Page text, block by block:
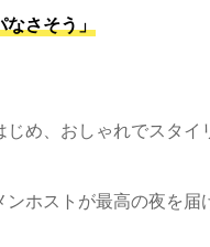
なさそう」
め、おしゃれでスタイ
ホストが最高の夜を